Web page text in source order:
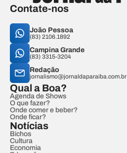
Contate-nos
João Pessoa
(83) 2106.1892
Campina Grande
(83) 3315-3204
Redação
jornalismo@jornaldaparaiba.com.br
Qual a Boa?
Agenda de Shows
O que fazer?
Onde comer e beber?
Onde ficar?
Notícias
Bichos
Cultura
Economia